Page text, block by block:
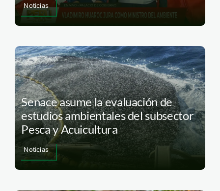
Noticias
Senace asume la evaluación de
estudios ambientales del subsector
Pesca y Acuicultura
Noticias